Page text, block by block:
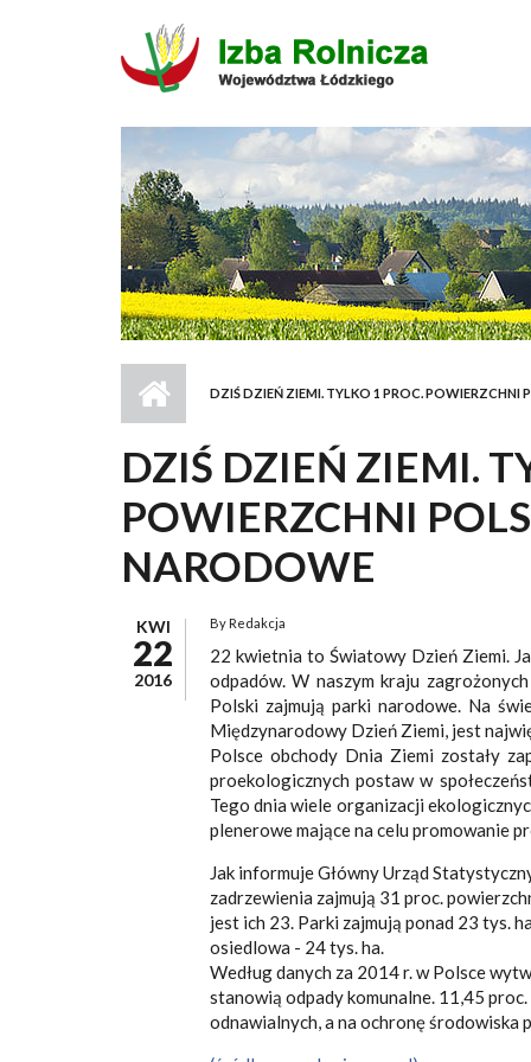
DZIŚ DZIEŃ ZIEMI. TYLKO 1 PROC. POWIERZCHNI
DZIŚ DZIEŃ ZIEMI.
POWIERZCHNI
NARODOWE
KWI
22
2016
By Redakcja
22 kwietnia to Światowy Dzień Ziemi.
odpadów. W naszym kraju
Polski zajmują parki narodowe. Na
Międzynarodowy Dzień Ziemi, jest
Polsce obchody Dnia Ziemi zostały
proekologicznych postaw w
Tego dnia wiele organizacji
plenerowe mające na celu promowanie
Jak informuje Główny Urząd
zadrzewienia zajmują 31 proc.
jest ich 23. Parki zajmują ponad 23 tys.
osiedlowa - 24 tys. ha.
Według danych za 2014 r. w Polsce
stanowią odpady komunalne. 11,45
odnawialnych, a na ochronę środowiska